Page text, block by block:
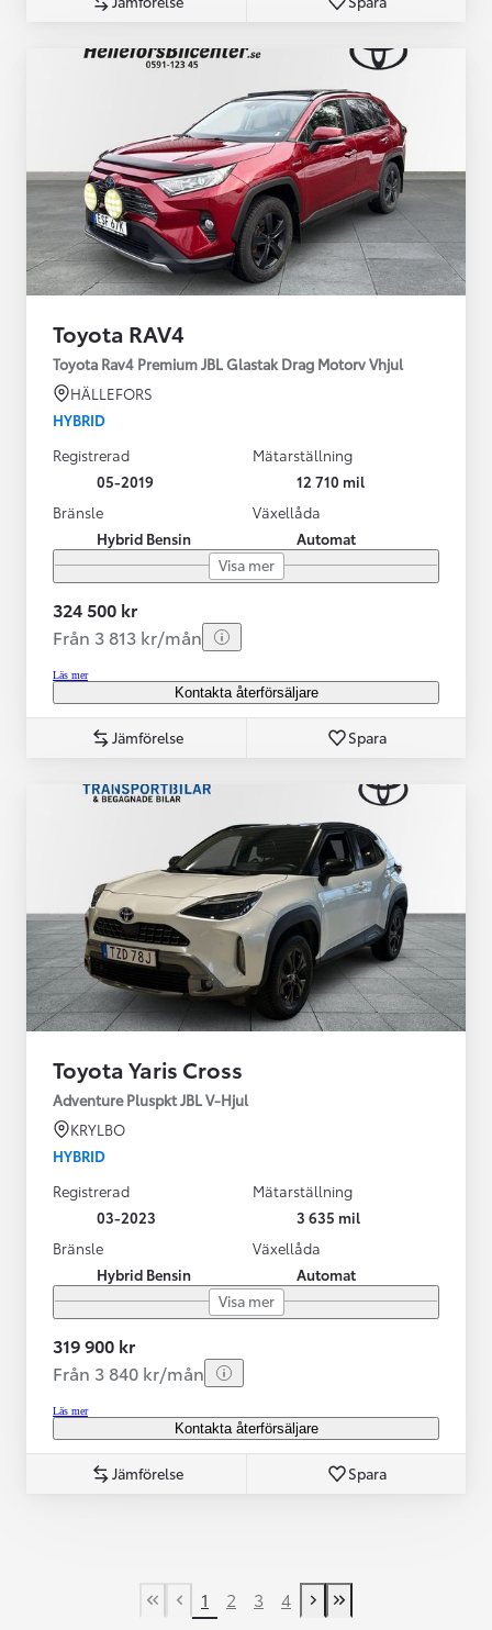
Toyota RAV4
Toyota Rav4 Premium JBL Glastak Drag Motorv Vhjul
HÄLLEFORS
HYBRID
Registrerad
05-2019
Mätarställning
12 710 mil
Bränsle
Hybrid Bensin
Växellåda
Automat
Visa mer
324 500 kr
Från 3 813 kr/mån
Läs mer
Kontakta återförsäljare
Jämförelse Spara
Toyota Yaris Cross
Adventure Pluspkt JBL V-Hjul
KRYLBO
HYBRID
Registrerad
03-2023
Mätarställning
3 635 mil
Bränsle
Hybrid Bensin
Växellåda
Automat
Visa mer
319 900 kr
Från 3 840 kr/mån
Läs mer
Kontakta återförsäljare
Jämförelse Spara
First Page
Previous page
1 2 3 4
Next page
Last Page